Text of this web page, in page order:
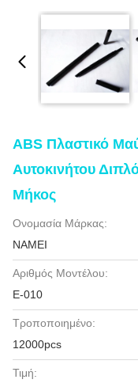
ABS Πλαστικό
Αυτοκινήτου
Μήκος
Ονομασία Μάρκας:
NAMEI
Αριθμός Μοντέλου:
Ε-010
Τροποποιημένο:
12000pcs
Τιμή: